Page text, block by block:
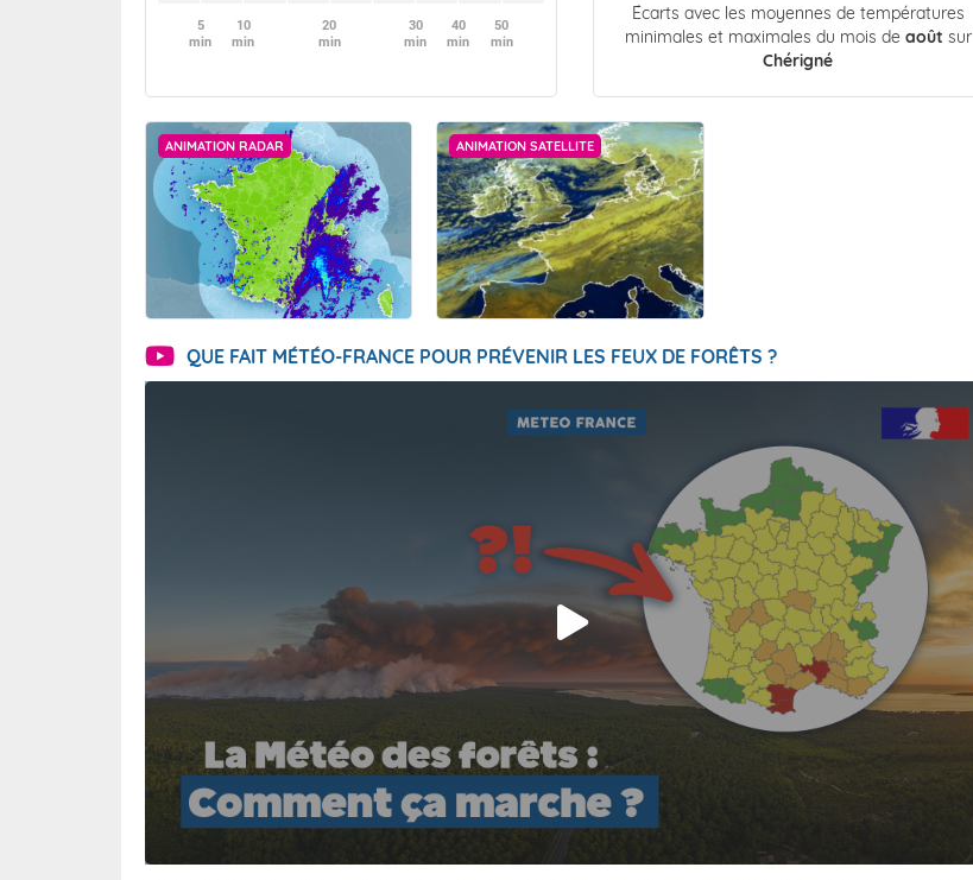
5
min
10
min
20
min
30
min
40
min
50
min
Écarts avec les moyennes de températures
minimales et maximales du mois de août sur
Chérigné
ANIMATION RADAR ANIMATION SATELLITE
QUE FAIT MÉTÉO-FRANCE POUR PRÉVENIR LES FEUX DE FORÊTS ?